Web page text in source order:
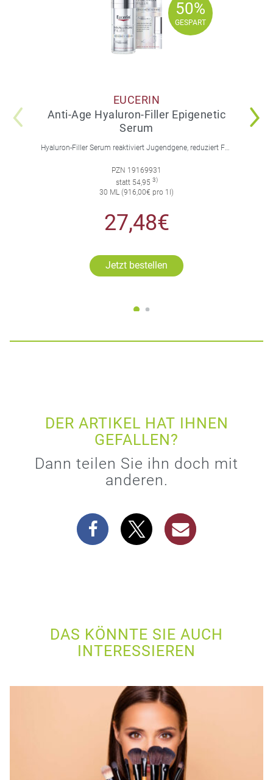
50%
GESPART
50%
GESPART
EUCERIN
Anti-Age Hyaluron-Filler Epigenetic
Serum
PZN 19169931
statt 54,95 3)
30 ML (916,00€ pro 1l)
27,48€
Jetzt bestellen
DER ARTIKEL HAT IHNEN
GEFALLEN?
Dann teilen Sie ihn doch mit
anderen.
DAS KÖNNTE SIE AUCH
INTERESSIEREN